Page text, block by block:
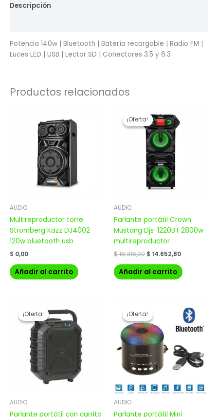
Descripción
Potencia 140w | Bluetooth | Batería recargable | Radio FM |
Luces LED | USB | Lector SD | Conectores 3.5 y 6.3
Productos relacionados
AUDIO
Multireproductor torre
Stromberg Kazz DJ4002
120w bluetooth usb
$ 0,00
Añadir al carrito
¡Oferta!
¡Oferta!
AUDIO
Parlante portátil Crown
Mustang Djs-1220BT 2800w
multireproductor
$18.316,00
precio
original
era:
$ 18.316,00.
$ 14.652,80
Añadir al carrito
¡Oferta!
¡Oferta!
AUDIO
Parlante portátil con carrito
precio
original
era:
$ 16.999,00.
es:
$ 13.599,20.
¡Oferta!
¡Oferta!
AUDIO
Parlante portátil Mini
precio
original
era:
$ 279,00.
precio
actual
$ 223,20.